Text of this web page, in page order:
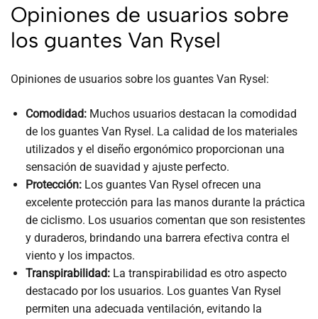
Opiniones de usuarios sobre
los guantes Van Rysel
Opiniones de usuarios sobre los guantes Van Rysel:
Comodidad:Muchos usuarios destacan la comodidad
de los guantes Van Rysel. La calidad de los materiales
utilizados y el diseño ergonómico proporcionan una
sensación de suavidad y ajuste perfecto.
Protección:Los guantes Van Rysel ofrecen una
excelente protección para las manos durante la práctica
de ciclismo. Los usuarios comentan que son resistentes
y duraderos, brindando una barrera efectiva contra el
viento y los impactos.
Transpirabilidad:La transpirabilidad es otro aspecto
destacado por los usuarios. Los guantes Van Rysel
permiten una adecuada ventilación, evitando la